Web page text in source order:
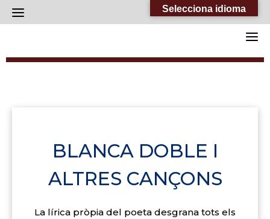
content
BLANCA DOBLE I
ALTRES CANÇONS
La lírica pròpia del poeta desgrana tots els
Selecciona idioma